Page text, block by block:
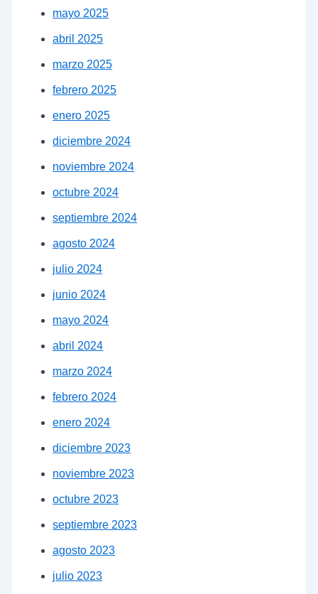
mayo 2025
abril 2025
marzo 2025
febrero 2025
enero 2025
diciembre 2024
noviembre 2024
octubre 2024
septiembre 2024
agosto 2024
julio 2024
junio 2024
mayo 2024
abril 2024
marzo 2024
febrero 2024
enero 2024
diciembre 2023
noviembre 2023
octubre 2023
septiembre 2023
agosto 2023
julio 2023